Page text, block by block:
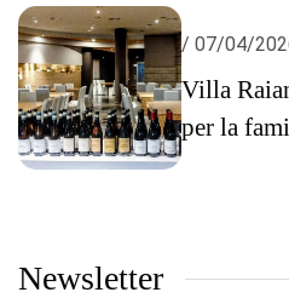
/ 07/04/
Villa
per la
Newsletter